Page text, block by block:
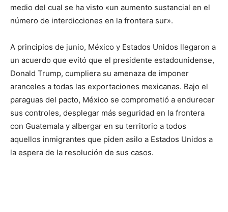
medio del cual se ha visto «un aumento sustancial en el
número de interdicciones en la frontera sur».
A principios de junio, México y Estados Unidos llegaron a
un acuerdo que evitó que el presidente estadounidense,
Donald Trump, cumpliera su amenaza de imponer
aranceles a todas las exportaciones mexicanas. Bajo el
paraguas del pacto, México se comprometió a endurecer
sus controles, desplegar más seguridad en la frontera
con Guatemala y albergar en su territorio a todos
aquellos inmigrantes que piden asilo a Estados Unidos a
la espera de la resolución de sus casos.